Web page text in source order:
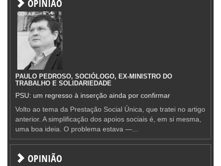
OPINIÃO
PAULO PEDROSO, SOCIÓLOGO, EX-MINISTRO DO
TRABALHO E SOLIDARIEDADE
PSU: um regresso à inserção ainda por confirmar
Volto ao tema da Prestação Social Única, que tratei no artigo
anterior. A simplificação dos apoios sociais é, em si mesma,
uma boa ideia. O problema estava —...
OPINIÃO